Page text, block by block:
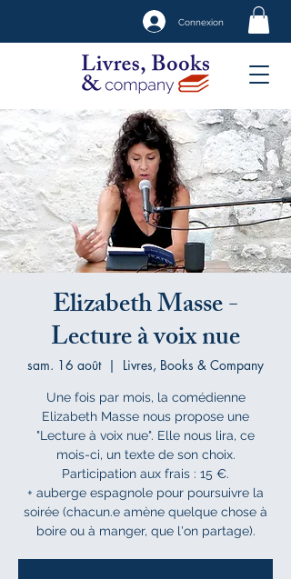
Connexion
Elizabeth Masse -
Lecture à voix nue
sam. 16 août
  |
Livres, Books & Company
Une fois par mois, la comédienne
Elizabeth Masse nous propose une
"Lecture à voix nue". Elle nous lira, ce
mois-ci, un texte de son choix.
Participation aux frais : 15 €.
+ auberge espagnole pour poursuivre la
soirée (chacun.e amène quelque chose à
boire ou à manger, que l'on partage).